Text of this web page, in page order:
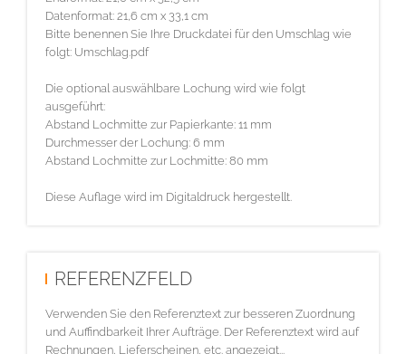
Datenformat: 21,6 cm x 33,1 cm
Bitte benennen Sie Ihre Druckdatei für den Umschlag wie
folgt: Umschlag.pdf
Die optional auswählbare Lochung wird wie folgt
ausgeführt:
Abstand Lochmitte zur Papierkante: 11 mm
Durchmesser der Lochung: 6 mm
Abstand Lochmitte zur Lochmitte: 80 mm
Diese Auflage wird im Digitaldruck hergestellt.
REFERENZFELD
Verwenden Sie den Referenztext zur besseren Zuordnung
und Auffindbarkeit Ihrer Aufträge. Der Referenztext wird auf
Rechnungen, Lieferscheinen, etc. angezeigt...